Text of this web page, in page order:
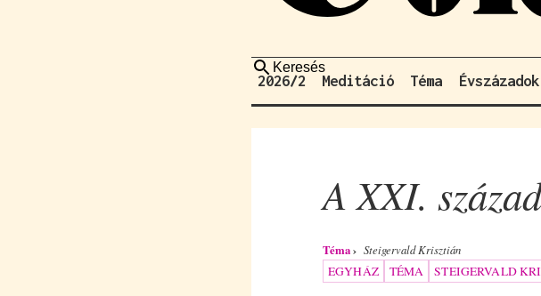
Keresés
2026/2 Meditáció Téma
A XXI.
Téma Steigervald Krisztián
EGYHÁZ TÉMA STEIGERVALD